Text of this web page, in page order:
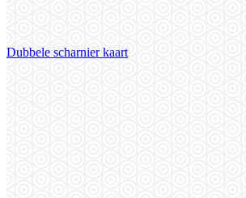
Dubbele scharnier kaart